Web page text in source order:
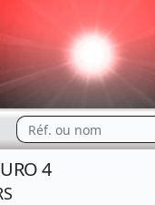
Rechercher...
4